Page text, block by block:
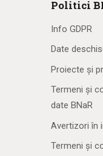
Politici
Info GDPR
Date
Proiecte și
Termeni și
date BNaR
Avertizori în
Termeni și